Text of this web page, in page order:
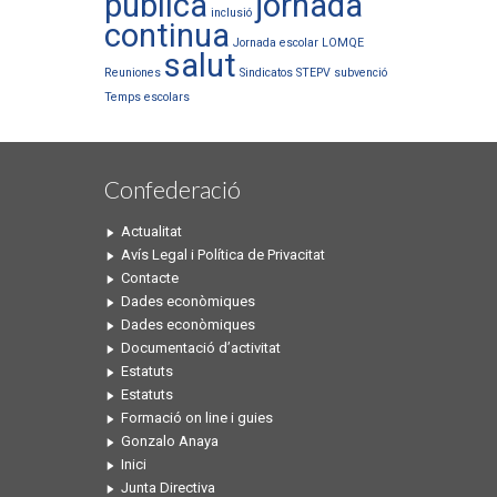
inclusió
continua Jornada escolar LOMQE
Reuniones salut Sindicatos STEPV subvenció
Temps escolars
Confederació
Actualitat
Avís Legal i Política de Privacitat
Contacte
Dades econòmiques
Dades econòmiques
Documentació d’activitat
Estatuts
Estatuts
Formació on line i guies
Gonzalo Anaya
Inici
Junta Directiva